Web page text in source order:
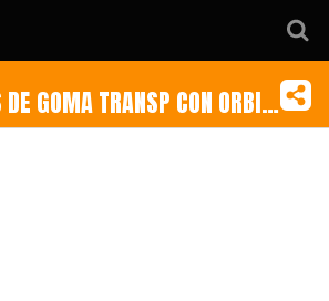
GOMA TRANSP CON ORBIS
3)